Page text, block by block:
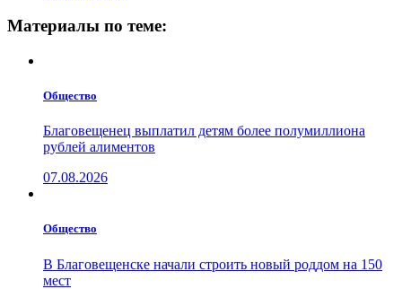
Материалы по теме:
Общество
Благовещенец выплатил детям более полумиллиона
рублей алиментов
07.08.2026
Общество
В Благовещенске начали строить новый роддом на 150
мест